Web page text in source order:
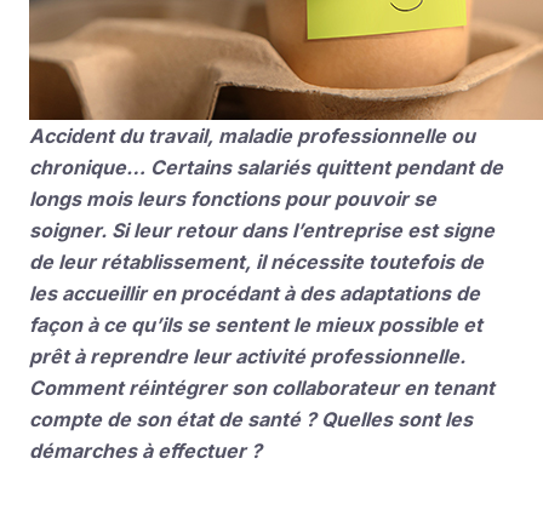
Accident du travail, maladie professionnelle ou
chronique… Certains salariés quittent pendant de
longs mois leurs fonctions pour pouvoir se
soigner. Si leur retour dans l’entreprise est signe
de leur rétablissement, il nécessite toutefois de
les accueillir en procédant à des adaptations de
façon à ce qu’ils se sentent le mieux possible et
prêt à reprendre leur activité professionnelle.
Comment réintégrer son collaborateur en tenant
compte de son état de santé ? Quelles sont les
démarches à effectuer ?